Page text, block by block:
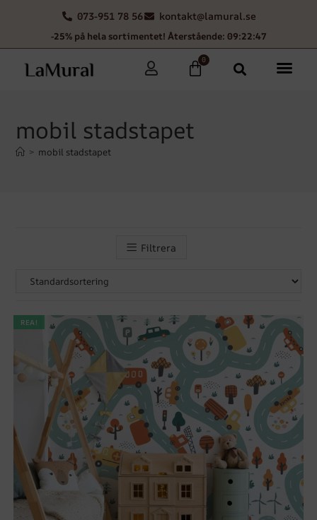
073-951 78 56 kontakt@lamural.se
-25% på hela sortimentet! Återstående: 09:22:47
0
mobil stadstapet
> mobil stadstapet
Filtrera
REA!